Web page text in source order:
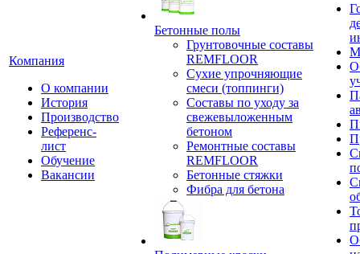
Компания
О компании
История
Производство
Референс-
лист
Обучение
Вакансии
Бетонные полы
Грунтовочные составы
REMFLOOR
Сухие упрочняющие
смеси (топпинги)
Составы по уходу за
свежевыложенным
бетоном
Ремонтные составы
REMFLOOR
Бетонные стяжки
Фибра для бетона